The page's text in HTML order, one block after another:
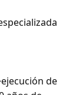
de